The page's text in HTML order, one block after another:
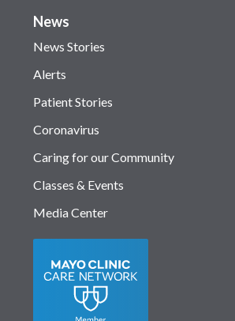
News
News Stories
Alerts
Patient Stories
Coronavirus
Caring for our Community
Classes & Events
Media Center